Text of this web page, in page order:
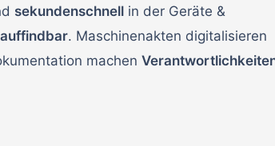
sekundenschnellin der Geräte &
auffindbar. Maschinenakten digitalisieren
machen